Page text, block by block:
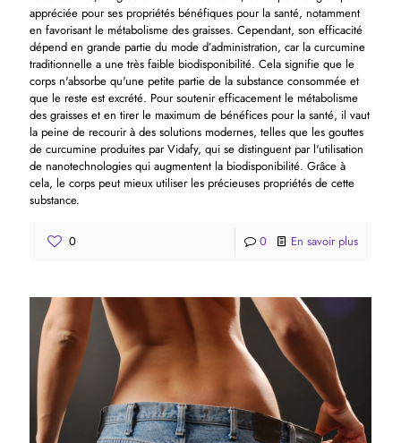
appréciée pour ses propriétés bénéfiques pour la santé, notamment
en favorisant le métabolisme des graisses. Cependant, son efficacité
dépend en grande partie du mode d’administration, car la curcumine
traditionnelle a une très faible biodisponibilité. Cela signifie que le
corps n'absorbe qu'une petite partie de la substance consommée et
que le reste est excrété. Pour soutenir efficacement le métabolisme
des graisses et en tirer le maximum de bénéfices pour la santé, il vaut
la peine de recourir à des solutions modernes, telles que les gouttes
de curcumine produites par Vidafy, qui se distinguent par l'utilisation
de nanotechnologies qui augmentent la biodisponibilité. Grâce à
cela, le corps peut mieux utiliser les précieuses propriétés de cette
substance.
0 0 En savoir plus